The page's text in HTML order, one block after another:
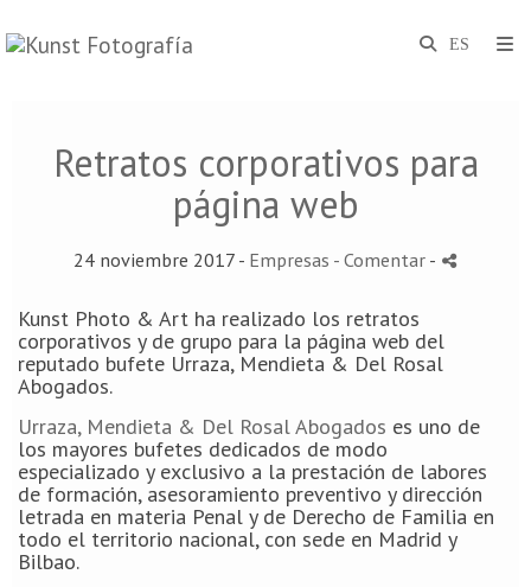
Retratos corporativos para
página web
24 noviembre 2017 - Empresas - Comentar -
Kunst Photo & Art ha realizado los retratos
corporativos y de grupo para la página web del
reputado bufete Urraza, Mendieta & Del Rosal
Abogados.
Urraza, Mendieta & Del Rosal Abogados es uno de
los mayores bufetes dedicados de modo
especializado y exclusivo a la prestación de labores
de formación, asesoramiento preventivo y dirección
letrada en materia Penal y de Derecho de Familia en
todo el territorio nacional, con sede en Madrid y
Bilbao.